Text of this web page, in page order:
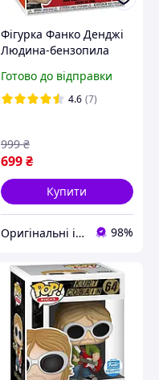
Фігурка Фанко Денджі
Людина-бензопила
Denji Funko 80320
Готово до відправки
4.6 (7)
699₴
999 ₴
Купити
Оригінальні іграшки з Америки та Японії 98%